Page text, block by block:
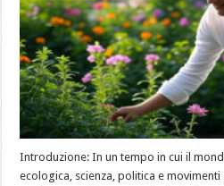
Introduzione: In un tempo in cui il
ecologica, scienza, politica e